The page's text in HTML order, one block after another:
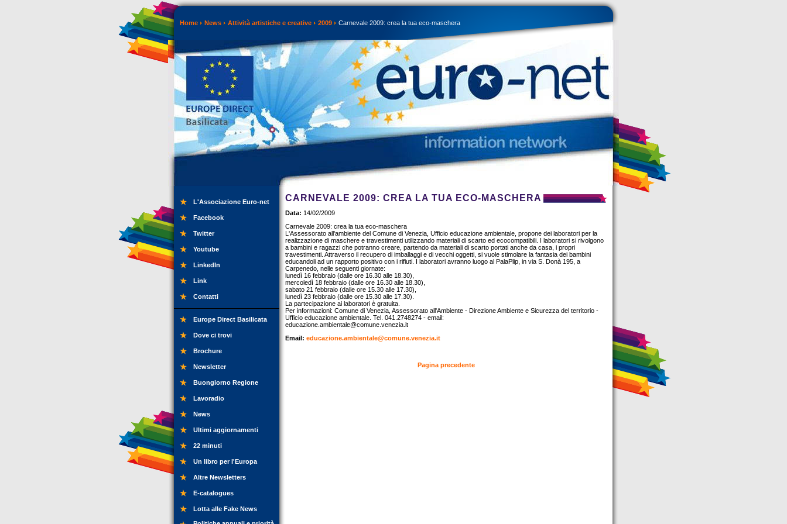
Home News Attività artistiche e creative 2009 Carnevale 2009: crea la tua eco-maschera
L'Associazione Euro-net
Facebook
Twitter
Youtube
LinkedIn
Link
Contatti
Europe Direct Basilicata
Dove ci trovi
Brochure
Newsletter
Buongiorno Regione
Lavoradio
News
Ultimi aggiornamenti
22 minuti
Un libro per l'Europa
Altre Newsletters
E-catalogues
Lotta alle Fake News
CARNEVALE 2009: CREA LA TUA ECO-MASCHERA
Data: 14/02/2009
Carnevale 2009: crea la tua eco-maschera
L'Assessorato all'ambiente del Comune di Venezia, Ufficio educazione ambientale, propone dei laboratori per la
realizzazione di maschere e travestimenti utilizzando materiali di scarto ed ecocompatibili. I laboratori si rivolgono
a bambini e ragazzi che potranno creare, partendo da materiali di scarto portati anche da casa, i propri
travestimenti. Attraverso il recupero di imballaggi e di vecchi oggetti, si vuole stimolare la fantasia dei bambini
educandoli ad un rapporto positivo con i rifiuti. I laboratori avranno luogo al PalaPlip, in via S. Donà 195, a
Carpenedo, nelle seguenti giornate:
lunedì 16 febbraio (dalle ore 16.30 alle 18.30),
mercoledì 18 febbraio (dalle ore 16.30 alle 18.30),
sabato 21 febbraio (dalle ore 15.30 alle 17.30),
lunedì 23 febbraio (dalle ore 15.30 alle 17.30).
La partecipazione ai laboratori è gratuita.
Per informazioni: Comune di Venezia, Assessorato all'Ambiente - Direzione Ambiente e Sicurezza del territorio -
Ufficio educazione ambientale. Tel. 041.2748274 - email:
educazione.ambientale@comune.venezia.it
Email: educazione.ambientale@comune.venezia.it
Pagina precedente